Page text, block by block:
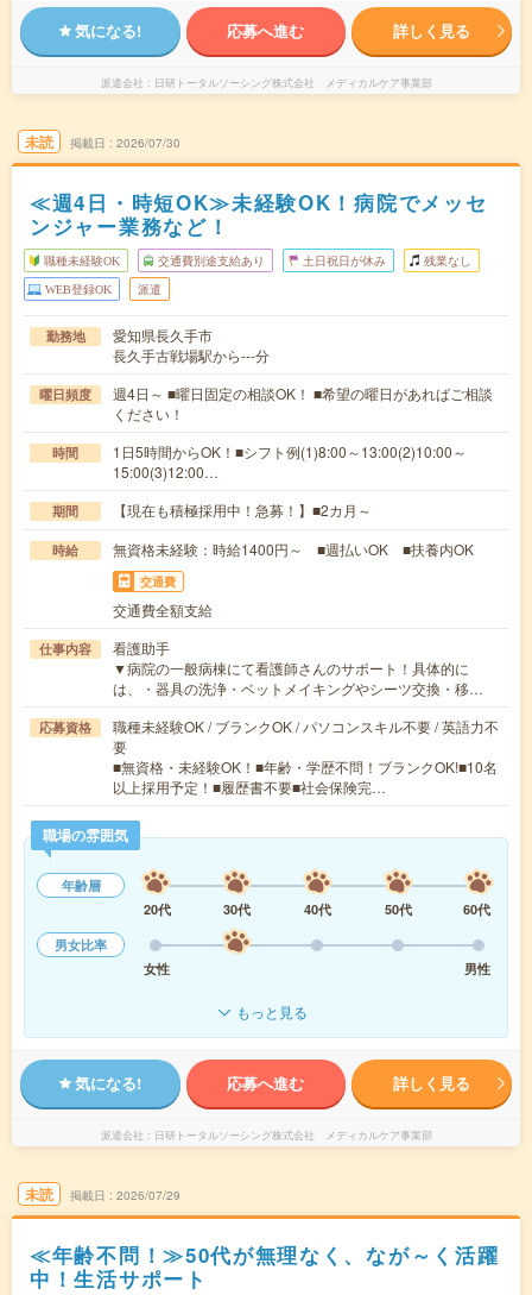
気になる! 応募へ進む 詳しく見る
派遣会社 日研トータルソーシング株式会社 メディカルケア事業部
未読 掲載日 2026/07/30
≪週4日・時短OK≫未経験OK！病院でメッセ
ンジャー業務など！
職種未経験OK 交通費別途支給あり 土日祝日が休み 残業なし
WEB登録OK 派遣
勤務地
愛知県長久手市
長久手古戦場駅から---分
曜日頻度
週4日～ ■曜日固定の相談OK！ ■希望の曜日があればご相談
ください！
時間
1日5時間からOK！■シフト例(1)8:00～13:00(2)10:00～
15:00(3)12:00…
期間 【現在も積極採用中！急募！】■2カ月～
時給 無資格未経験：時給1400円～ ■週払いOK ■扶養内OK
交通費
交通費全額支給
仕事内容
看護助手
▼病院の一般病棟にて看護師さんのサポート！具体的に
は、・器具の洗浄・ベットメイキングやシーツ交換・移…
応募資格
職種未経験OK / ブランクOK / パソコンスキル不要 / 英語力不
要
■無資格・未経験OK！■年齢・学歴不問！ブランクOK!■10名
以上採用予定！■履歴書不要■社会保険完…
職場の雰囲気
年齢層
20代
30代 40代 50代
60代
男女比率
女性
男性
もっと見る
気になる! 応募へ進む 詳しく見る
派遣会社 日研トータルソーシング株式会社 メディカルケア事業部
未読 掲載日 2026/07/29
≪年齢不問！≫50代が無理なく、なが～く活躍
中！生活サポート